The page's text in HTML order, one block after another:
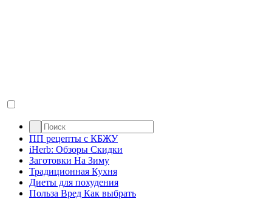
ПП рецепты с КБЖУ
iHerb: Обзоры Скидки
Заготовки На Зиму
Традиционная Кухня
Диеты для похудения
Польза Вред Как выбрать